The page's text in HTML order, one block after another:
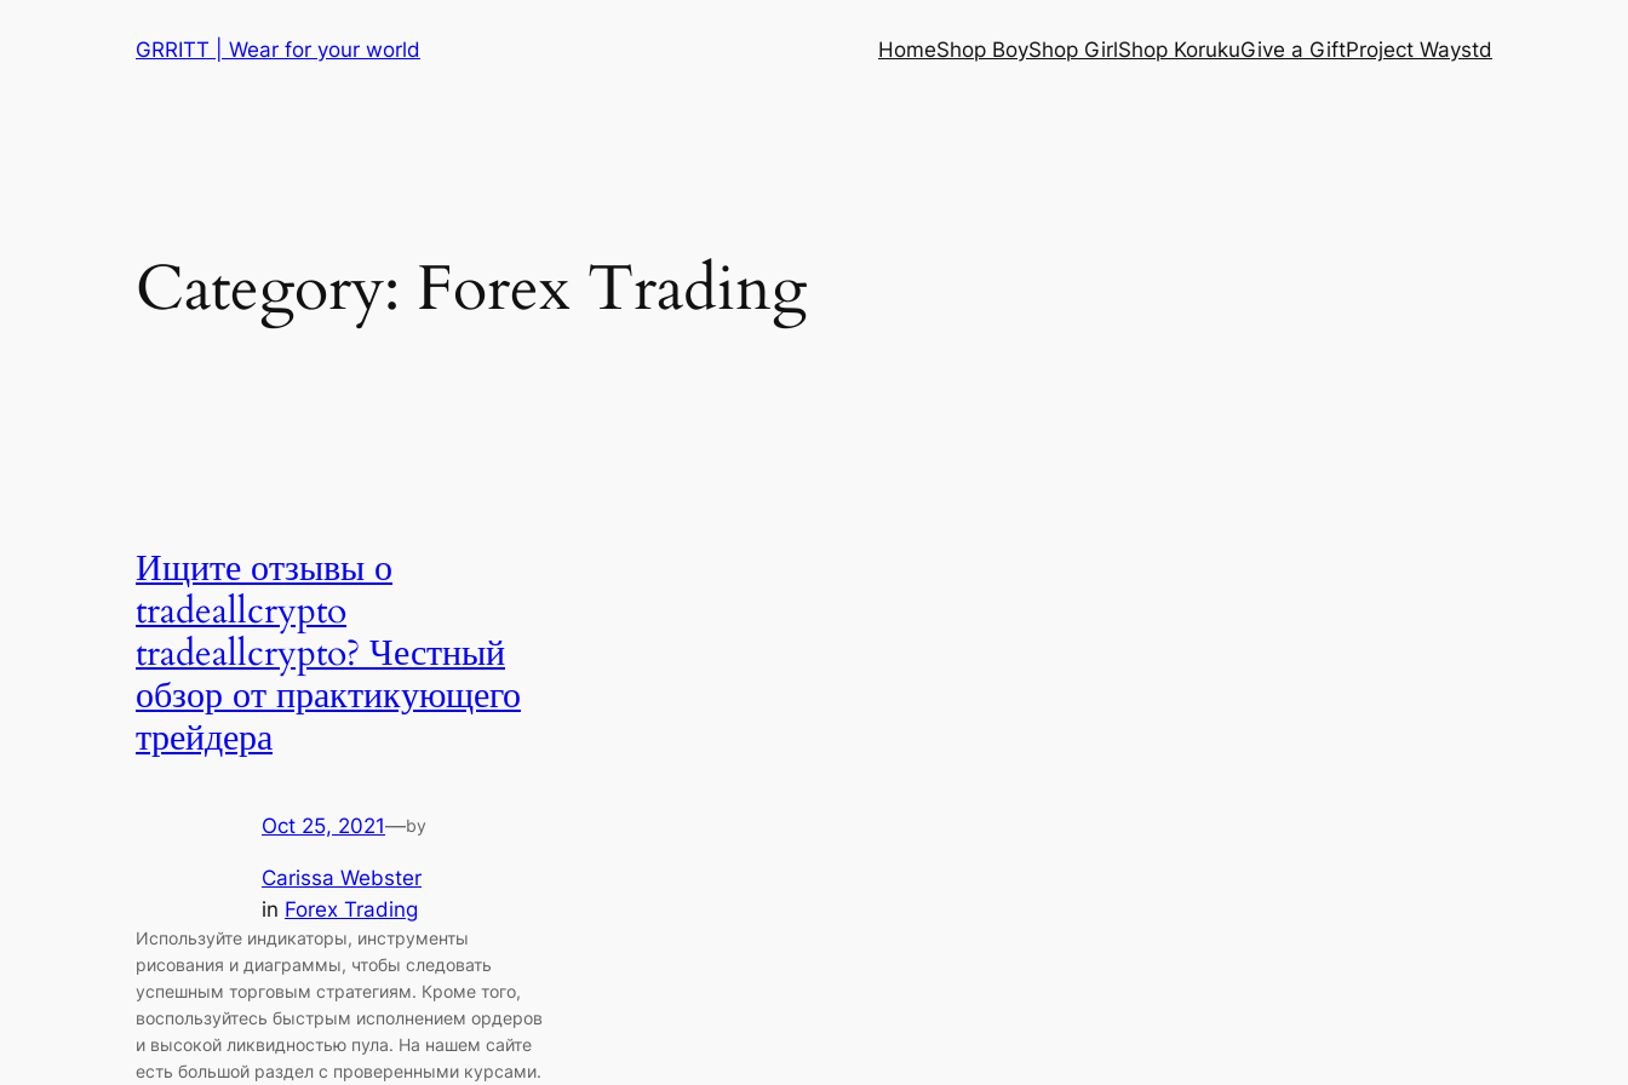
GRRITT | Wear for your world HomeShop BoyShop GirlShop KorukuGive a GiftProject Waystd
Category: Forex Trading
Ищите отзывы о
tradeallcrypto
tradeallcrypto? Честный
обзор от практикующего
трейдера
Oct 25, 2021—by
Carissa Webster
in Forex Trading
Используйте индикаторы, инструменты
рисования и диаграммы, чтобы следовать
успешным торговым стратегиям. Кроме того,
воспользуйтесь быстрым исполнением ордеров
и высокой ликвидностью пула. На нашем сайте
есть большой раздел с проверенными курсами.